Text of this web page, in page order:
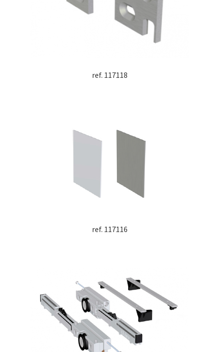
ref. 117118
ref. 117116